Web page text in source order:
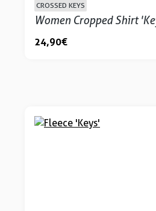
CROSSED KEYS
Women Cropped Shirt
24,90 €